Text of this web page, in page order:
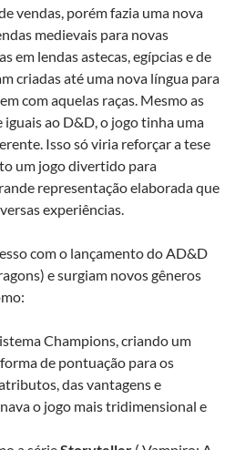
vendas, porém fazia uma nova
medievais para novas
em lendas astecas, egípcias e de
criadas até uma nova língua para
com aquelas raças. Mesmo as
ao D&D, o jogo tinha uma
Isso só viria reforçar a tese
um jogo divertido para
representação elaborada que
experiências.
com o lançamento do AD&D
e surgiam novos gêneros
Champions, criando um
de pontuação para os
das vantagens e
o jogo mais tridimensional e